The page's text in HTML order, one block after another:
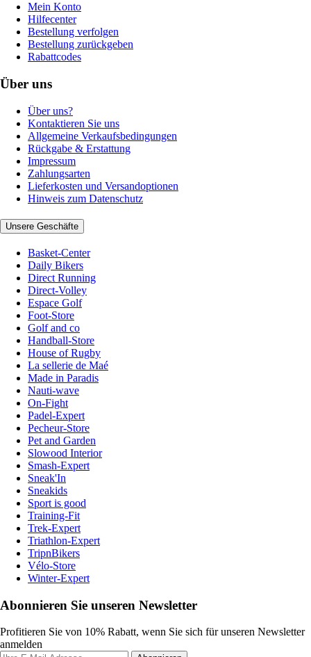
Mein Konto
Hilfecenter
Bestellung verfolgen
Bestellung zurückgeben
Rabattcodes
Über uns
Über uns?
Kontaktieren Sie uns
Allgemeine Verkaufsbedingungen
Rückgabe & Erstattung
Impressum
Zahlungsarten
Lieferkosten und Versandoptionen
Hinweis zum Datenschutz
Unsere Geschäfte
Basket-Center
Daily Bikers
Direct Running
Direct-Volley
Espace Golf
Foot-Store
Golf and co
Handball-Store
House of Rugby
La sellerie de Maé
Made in Paradis
Nauti-wave
On-Fight
Padel-Expert
Pecheur-Store
Pet and Garden
Slowood Interior
Smash-Expert
Sneak'In
Sneakids
Sport is good
Training-Fit
Trek-Expert
Triathlon-Expert
TripnBikers
Vélo-Store
Winter-Expert
Abonnieren Sie unseren Newsletter
Profitieren Sie von 10% Rabatt, wenn Sie sich für unseren Newsletter
anmelden